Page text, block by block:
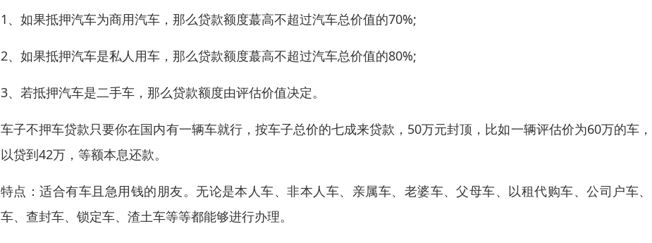
1、如果抵押汽车为商用汽车，那么贷款额度蕞高不超过汽车总价值的70%;
2、如果抵押汽车是私人用车，那么贷款额度蕞高不超过汽车总价值的80%;
3、若抵押汽车是二手车，那么贷款额度由评估价值决定。
车子不押车贷款只要你在国内有一辆车就行，按车子总价的七成来贷款，50万元封顶，比如一辆评估价为60万的车
以贷到42万，等额本息还款。
特点：适合有车且急用钱的朋友。无论是本人车、非本人车、亲属车、老婆车、父母车、以租代购车、公司户车
车、查封车、锁定车、渣土车等等都能够进行办理。